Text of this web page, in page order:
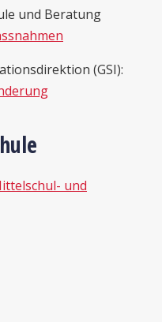
und Beratung
(GSI):
und